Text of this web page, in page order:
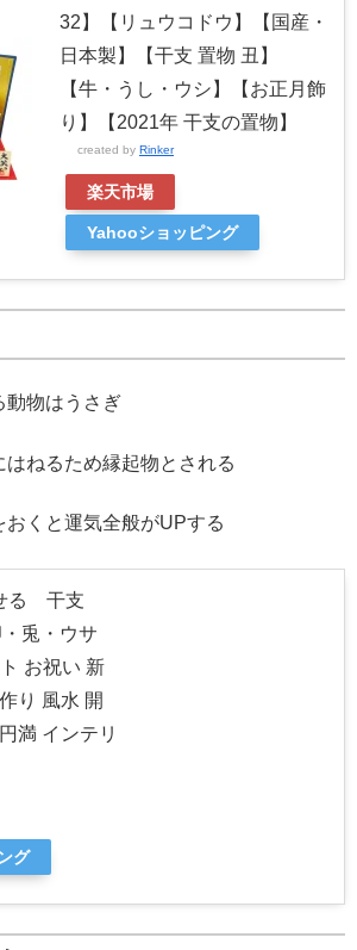
32】【リュウコドウ】【国産・
日本製】【干支 置物 丑】
【牛・うし・ウシ】【お正月飾
り】【2021年 干支の置物】
created by Rinker
楽天市場
Yahooショッピング
動物はうさぎ
ねるため縁起物とされる
おくと運気全般がUPする
る 干支
・兎・ウサ
お祝い 新
り 風水 開
満 インテリ
グ